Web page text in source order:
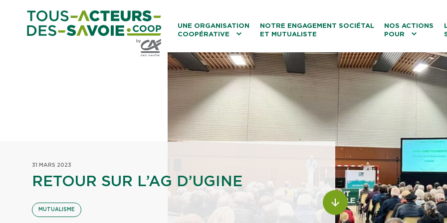
UNE ORGANISATION
COOPÉRATIVE
Caisses Locales
NOTRE ENGAGEMENT SOCIÉTAL
ET MUTUALISTE
NOS ACTIONS
POUR
Le tourisme
Les transitions
La biodiversité
Les associations
31 MARS 2023
RETOUR SUR L’AG D’UGINE
MUTUALISME
ALLER AU CONTENU